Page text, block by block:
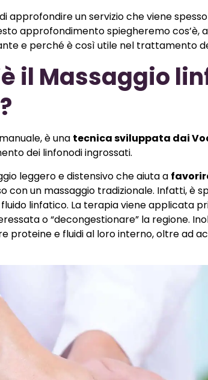
approfondire un servizio che viene
approfondimento spiegheremo cos’è,
e perché è così utile nel trattamento
il Massaggio
è una tecnica sviluppata dai
dei linfonodi ingrossati.
leggero e distensivo che aiuta a
con un massaggio tradizionale. Infatti, è
linfatico. La terapia viene applicata
o “decongestionare” la regione.
proteine ​​e fluidi al loro interno, oltre ad